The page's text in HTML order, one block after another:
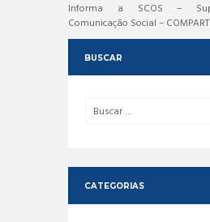
Informa a SCOS –
Comunicação Social –
BUSCAR
CATEGORIAS